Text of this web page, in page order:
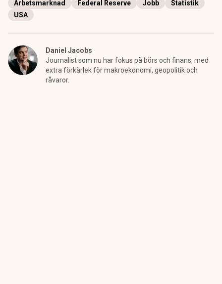
Arbetsmarknad Federal Reserve Jobb
Statistik
USA
Daniel Jacobs
Journalist som nu har fokus på börs och finans, med
extra förkärlek för makroekonomi, geopolitik och
råvaror.